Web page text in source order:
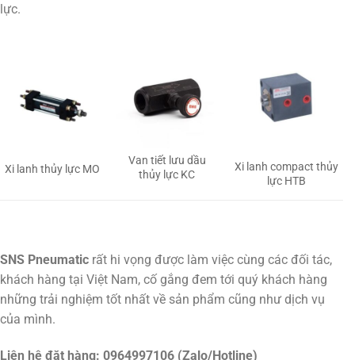
lực.
Xi lanh thủy lực MO
Van tiết lưu dầu
thủy lực KC
Xi lanh compact thủy
lực HTB
SNS Pneumatic rất hi vọng được làm việc cùng các đối tác,
khách hàng tại Việt Nam, cố gắng đem tới quý khách hàng
những trải nghiệm tốt nhất về sản phẩm cũng như dịch vụ
của mình.
Liên hệ đặt hàng: 0964997106 (Zalo/Hotline)